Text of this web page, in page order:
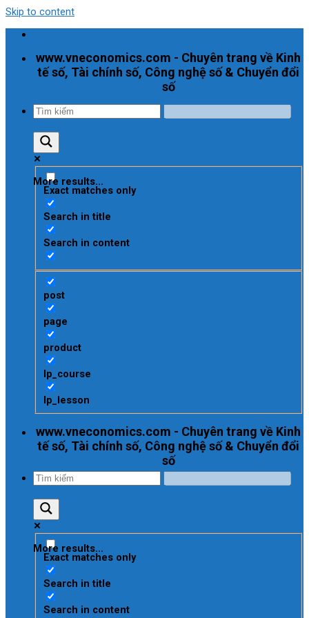
Skip to content
www.vneconomics.com - Chuyên trang về Kinh
tế số, Tài chính số, Công nghệ số & Chuyển đổi
số
More results...
Exact matches only
Search in title
Search in content
post
page
product
lp_course
lp_lesson
www.vneconomics.com - Chuyên trang về Kinh
tế số, Tài chính số, Công nghệ số & Chuyển đổi
số
More results...
Exact matches only
Search in title
Search in content